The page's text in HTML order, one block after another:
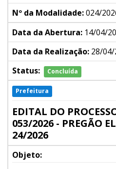
Nº da Modalidade:024/
Data da Abertura: 14/04/
Data da Realização: 28/04/
Status:
Concluída
Prefeitura
EDITAL DO
053/2026 - PREGÃO
24/2026
Objeto: